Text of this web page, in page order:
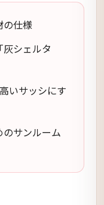
の仕様
シェルタ
いサッシにす
サンルーム